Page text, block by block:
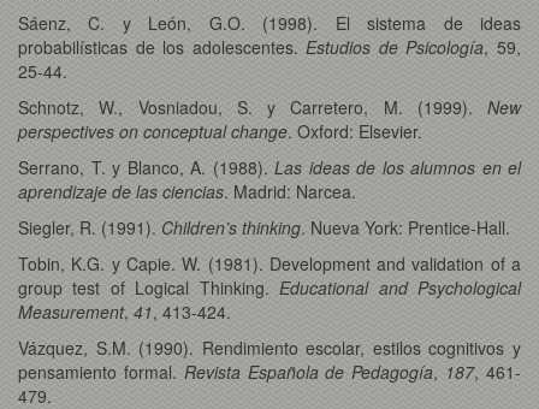
Sáenz, C. y León, G.O. (1998). El sistema de ideas
probabilísticas de los adolescentes. Estudios de Psicología, 59,
25-44.
Schnotz, W., Vosniadou, S. y Carretero, M. (1999). New
perspectives on conceptual change. Oxford: Elsevier.
Serrano, T. y Blanco, A. (1988). Las ideas de los alumnos en el
aprendizaje de las ciencias. Madrid: Narcea.
Siegler, R. (1991). Children’s thinking. Nueva York: Prentice-Hall.
Tobin, K.G. y Capie. W. (1981). Development and validation of a
group test of Logical Thinking. Educational and Psychological
Measurement, 41, 413-424.
Vázquez, S.M. (1990). Rendimiento escolar, estilos cognitivos y
pensamiento formal. Revista Española de Pedagogía, 187, 461-
479.